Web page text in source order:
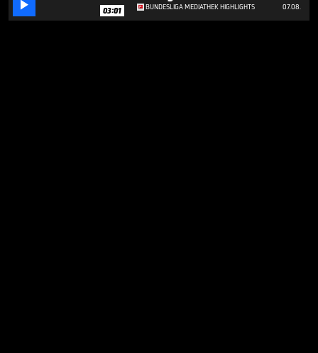
 03:01 BUNDESLIGA MEDIATHEK HIGHLIGHTS 07.08.